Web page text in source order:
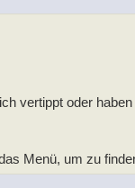
vertippt oder
Menü, um zu